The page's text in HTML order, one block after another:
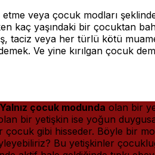
veya çocuk modları
kaç yaşındaki bir çocuktan
taciz veya her türlü kötü
Ve yine kırılgan çocuk
Yalnız çocuk modunda olan bir
bir yetişkin ise yoğun
çocuk gibi hisseder. Böyle bir
Bu yetişkinler